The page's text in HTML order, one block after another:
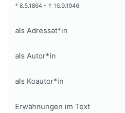
* 8.5.1864 - † 16.9.1946
als Adressat*in
als Autor*in
als Koautor*in
Erwähnungen im Text